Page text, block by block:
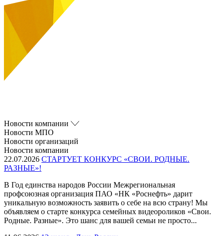
Новости компании
Новости МПО
Новости организаций
Новости компании
22.07.2026 СТАРТУЕТ КОНКУРС «СВОИ. РОДНЫЕ.
РАЗНЫЕ»!
В Год единства народов России Межрегиональная
профсоюзная организация ПАО «НК «Роснефть» дарит
уникальную возможность заявить о себе на всю страну! Мы
объявляем о старте конкурса семейных видеороликов «Свои.
Родные. Разные». Это шанс для вашей семьи не просто...